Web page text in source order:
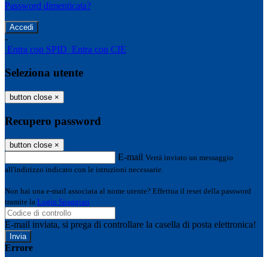
Password dimenticata?
-
Entra con SPID Entra con CIE
Seleziona utente
button close ×
Recupero password
button close ×
E-mail Verrà inviato un messaggio
all'indirizzo indicato con le istruzioni necessarie.
Non hai una e-mail associata al nome utente? Effettua il reset della password
tramite la Login Spaggiari
E-mail inviata, si prega di controllare la casella di posta elettronica!
Errore